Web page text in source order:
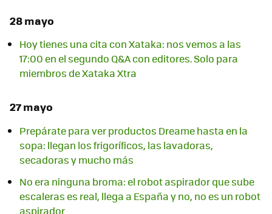
28 mayo
Hoy tienes una cita con Xataka: nos vemos a las
17:00 en el segundo Q&A con editores. Solo para
miembros de Xataka Xtra
27 mayo
Prepárate para ver productos Dreame hasta en la
sopa: llegan los frigoríficos, las lavadoras,
secadoras y mucho más
No era ninguna broma: el robot aspirador que sube
escaleras es real, llega a España y no, no es un robot
aspirador